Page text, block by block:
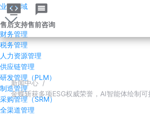
业务领域
财务管理
税务管理
人力资源管理
供应链管理
研发管理（PLM）
制造管理
采购管理（SRM）
全渠道管理
售后支持售前咨询
新闻中心 /
金蝶斩获多项ESG权威荣誉，AI智能体绘制